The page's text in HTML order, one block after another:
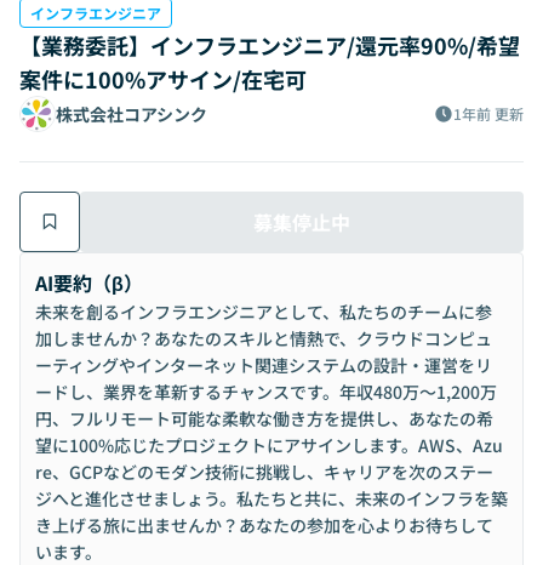
インフラエンジニア
【業務委託】インフラエンジニア/還元率90%/希望
案件に100%アサイン/在宅可
株式会社コアシンク 1年前 更新
募集停止中
AI要約（β）
未来を創るインフラエンジニアとして、私たちのチームに参
加しませんか？あなたのスキルと情熱で、クラウドコンピュ
ーティングやインターネット関連システムの設計・運営をリ
ードし、業界を革新するチャンスです。年収480万〜1,200万
円、フルリモート可能な柔軟な働き方を提供し、あなたの希
望に100%応じたプロジェクトにアサインします。AWS、Azu
re、GCPなどのモダン技術に挑戦し、キャリアを次のステー
ジへと進化させましょう。私たちと共に、未来のインフラを築
き上げる旅に出ませんか？あなたの参加を心よりお待ちして
います。